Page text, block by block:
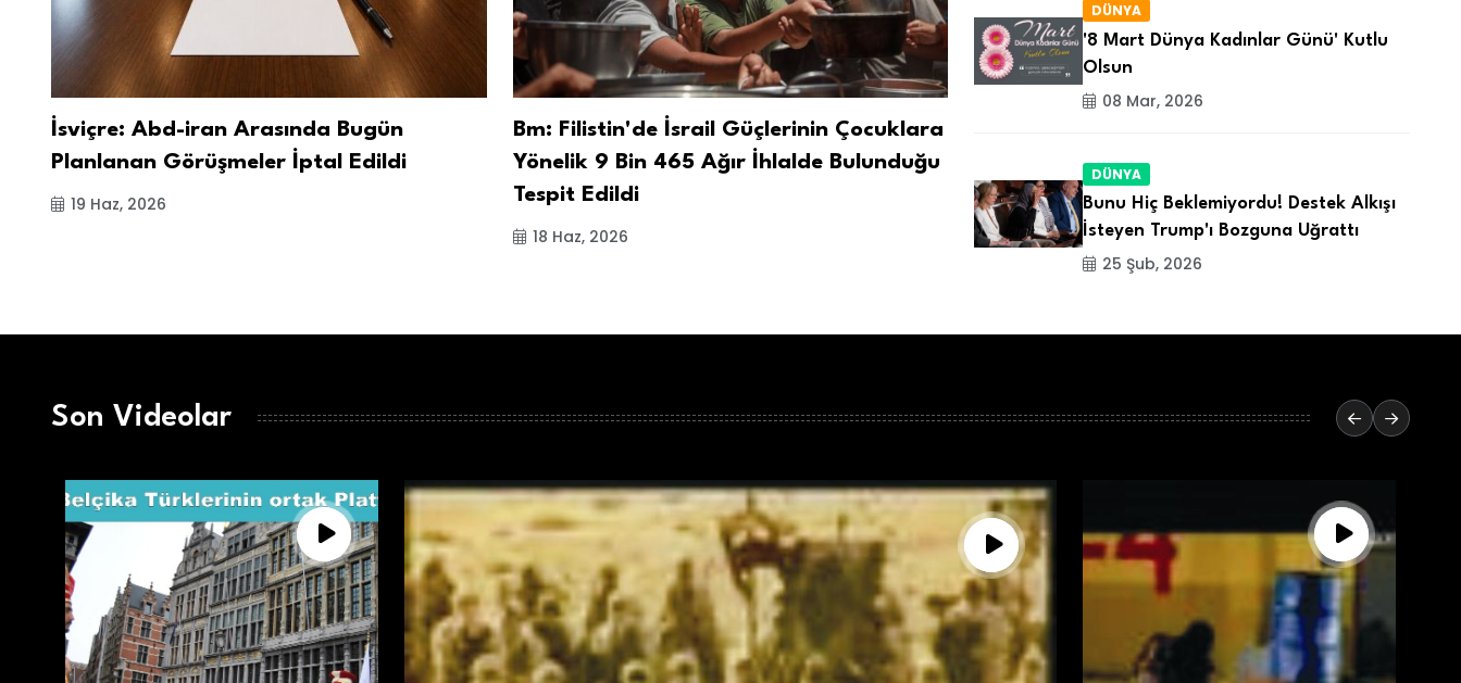
İsviçre: Abd-iran Arasında Bugün
Planlanan Görüşmeler İptal Edildi
19 Haz, 2026
Bm: Filistin'de İsrail Güçlerinin Çocuklara
Yönelik 9 Bin 465 Ağır İhlalde Bulunduğu
Tespit Edildi
18 Haz, 2026
DÜNYA
'8 Mart Dünya Kadınlar Günü' Kutlu
Olsun
08 Mar, 2026
DÜNYA
Bunu Hiç Beklemiyordu! Destek Alkışı
İsteyen Trump'ı Bozguna Uğrattı
25 Şub, 2026
Son Videolar